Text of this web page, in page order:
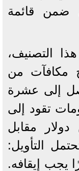
ضمن قائمة
التصنيف،
مكافآت من
إلى عشرة
تقود إلى
مقابل
التأويل:
يجب إيقافه.